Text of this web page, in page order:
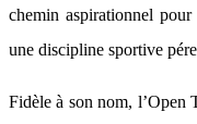
chemin aspirationnel
une discipline sportive
Fidèle à son nom, l’Open